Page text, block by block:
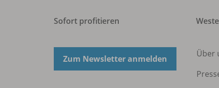
Sofort profitieren
Zum Newsletter anmelden
Über